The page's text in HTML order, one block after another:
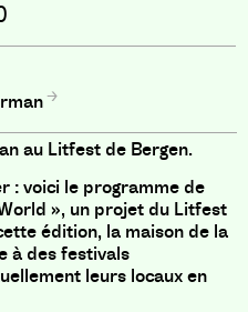
au Litfest de Bergen.
: voici le programme de
», un projet du Litfest
édition, la maison de la
à des festivals
leurs locaux en